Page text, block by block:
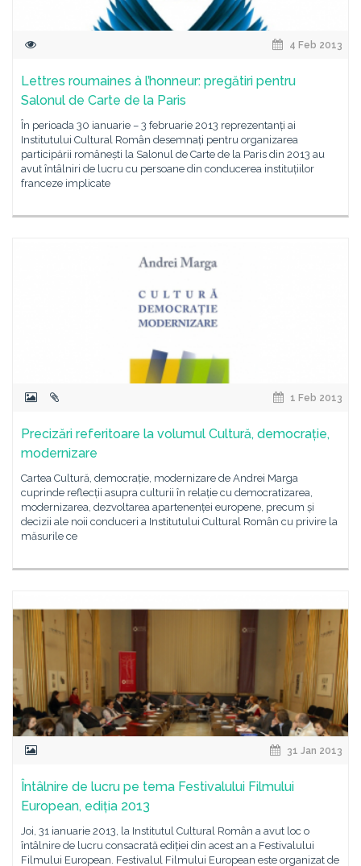
4 Feb 2013
Lettres roumaines à l’honneur: pregătiri pentru
Salonul de Carte de la Paris
În perioada 30 ianuarie – 3 februarie 2013 reprezentanți ai
Institutului Cultural Român desemnați pentru organizarea
participării românești la Salonul de Carte de la Paris din 2013 au
avut întâlniri de lucru cu persoane din conducerea instituțiilor
franceze implicate
1 Feb 2013
Precizări referitoare la volumul Cultură, democrație,
modernizare
Cartea Cultură, democrație, modernizare de Andrei Marga
cuprinde reflecții asupra culturii în relație cu democratizarea,
modernizarea, dezvoltarea apartenenței europene, precum și
decizii ale noii conduceri a Institutului Cultural Român cu privire la
măsurile ce
31 Jan 2013
Întâlnire de lucru pe tema Festivalului Filmului
European, ediția 2013
Joi, 31 ianuarie 2013, la Institutul Cultural Român a avut loc o
întâlnire de lucru consacrată ediției din acest an a Festivalului
Filmului European. Festivalul Filmului European este organizat de